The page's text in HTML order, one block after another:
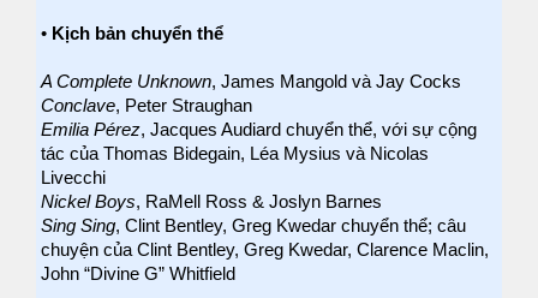
• Kịch bản chuyển thể
A Complete Unknown, James Mangold và Jay Cocks
Conclave, Peter Straughan
Emilia Pérez, Jacques Audiard chuyển thể, với sự cộng
tác của Thomas Bidegain, Léa Mysius và Nicolas
Livecchi
Nickel Boys, RaMell Ross & Joslyn Barnes
Sing Sing, Clint Bentley, Greg Kwedar chuyển thể; câu
chuyện của Clint Bentley, Greg Kwedar, Clarence Maclin,
John “Divine G” Whitfield